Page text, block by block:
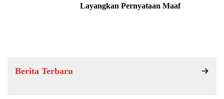
Layangkan Pernyataan Maaf
Berita Terbaru